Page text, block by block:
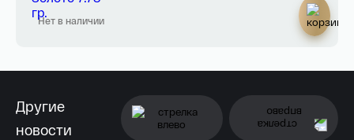
Нет в наличии
Другие
новости